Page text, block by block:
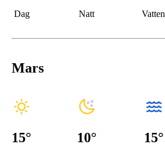
Dag Natt Vatten
Mars
15° 10° 15°